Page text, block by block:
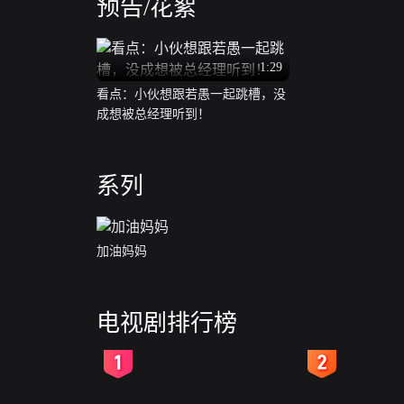
预告/花絮
1:29
看点：小伙想跟若愚一起跳槽，没
成想被总经理听到！
系列
加油妈妈
电视剧排行榜